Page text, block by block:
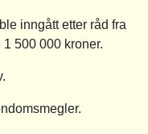
inngått etter råd fra
500 000 kroner.